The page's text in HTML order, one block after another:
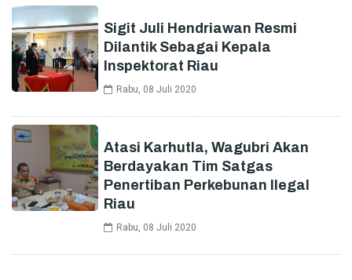
Sigit Juli Hendriawan Resmi
Dilantik Sebagai Kepala
Inspektorat Riau
Rabu, 08 Juli 2020
Atasi Karhutla, Wagubri Akan
Berdayakan Tim Satgas
Penertiban Perkebunan Ilegal
Riau
Rabu, 08 Juli 2020